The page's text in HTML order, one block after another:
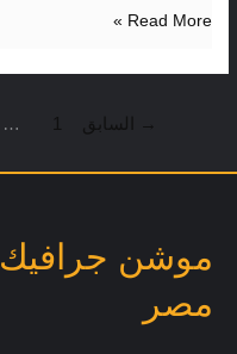
abc
Read More »
→ السابق …
موشن جرافيك
مصر